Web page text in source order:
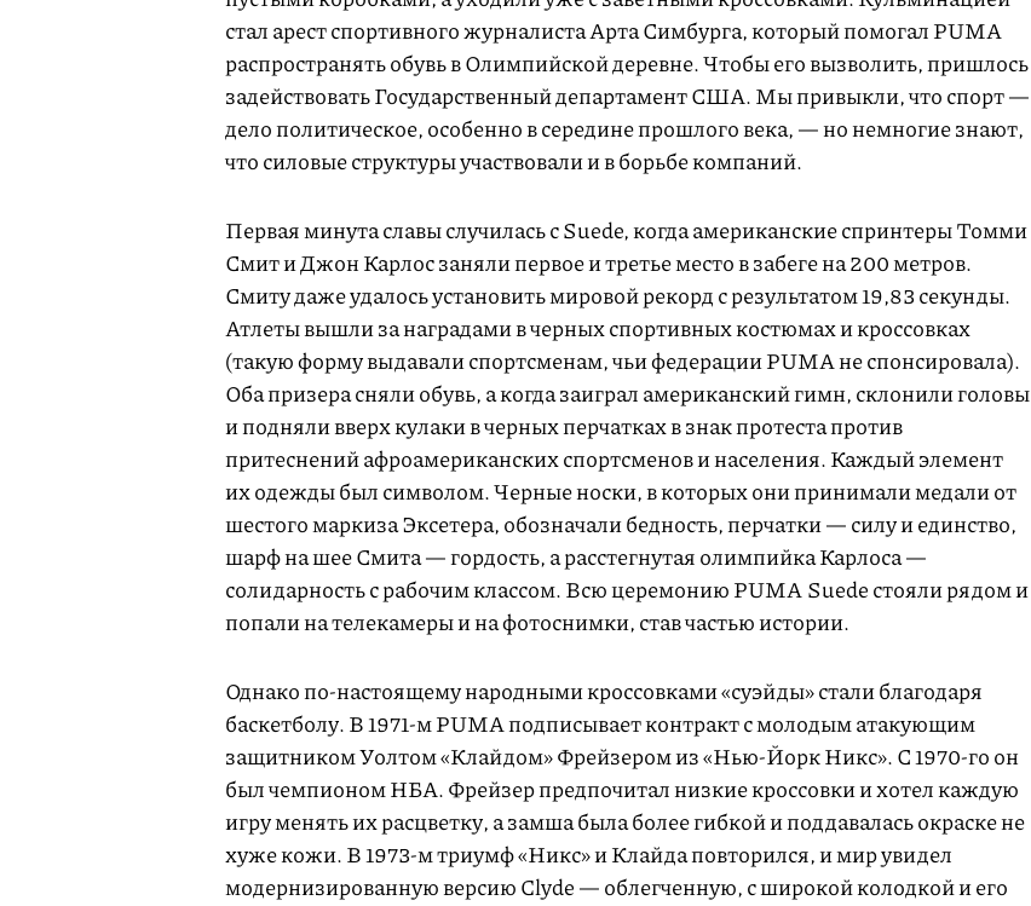
стал арест спортивного журналиста Арта Симбурга, который помогал PUMA
распространять обувь в Олимпийской деревне. Чтобы его вызволить, пришлось
задействовать Государственный департамент США. Мы привыкли, что спорт —
дело политическое, особенно в середине прошлого века, — но немногие знают,
что силовые структуры участвовали и в борьбе компаний.
Первая минута славы случилась с Suede, когда американские спринтеры Томми
Смит и Джон Карлос заняли первое и третье место в забеге на 200 метров.
Смиту даже удалось установить мировой рекорд с результатом 19,83 секунды.
Атлеты вышли за наградами в черных спортивных костюмах и кроссовках
(такую форму выдавали спортсменам, чьи федерации PUMA не спонсировала).
Оба призера сняли обувь, а когда заиграл американский гимн, склонили головы
и подняли вверх кулаки в черных перчатках в знак протеста против
притеснений афроамериканских спортсменов и населения. Каждый элемент
их одежды был символом. Черные носки, в которых они принимали медали от
шестого маркиза Эксетера, обозначали бедность, перчатки — силу и единство,
шарф на шее Смита — гордость, а расстегнутая олимпийка Карлоса —
солидарность с рабочим классом. Всю церемонию PUMA Suede стояли рядом и
попали на телекамеры и на фотоснимки, став частью истории.
Однако по-настоящему народными кроссовками «суэйды» стали благодаря
баскетболу. В 1971-м PUMA подписывает контракт с молодым атакующим
защитником Уолтом «Клайдом» Фрейзером из «Нью-Йорк Никс». С 1970-го он
был чемпионом НБА. Фрейзер предпочитал низкие кроссовки и хотел каждую
игру менять их расцветку, а замша была более гибкой и поддавалась окраске не
хуже кожи. В 1973-м триумф «Никс» и Клайда повторился, и мир увидел
модернизированную версию Clyde — облегченную, с широкой колодкой и его